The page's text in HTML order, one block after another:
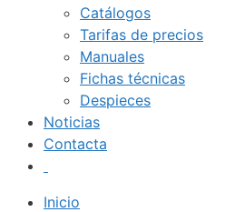
Catálogos
Tarifas de precios
Manuales
Fichas técnicas
Despieces
Noticias
Contacta
Inicio